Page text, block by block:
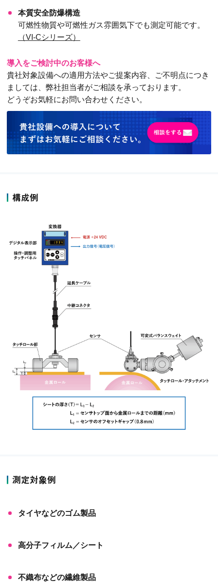
本質安全防爆構造
可燃性物質や可燃性ガス雰囲気下でも測定可能です。
（VI-Cシリーズ）
導入をご検討中のお客様へ
貴社対象設備への適用方法やご提案内容、ご不明点につき
ましては、弊社担当者がご相談を承っております。
どうぞお気軽にお問い合わせください。
構成例
測定対象例
タイヤなどのゴム製品
高分子フィルム／シート
不織布などの繊維製品